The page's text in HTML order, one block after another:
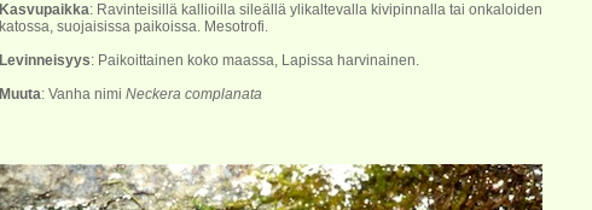
Kasvupaikka: Ravinteisillä kallioilla sileällä ylikaltevalla kivipinnalla tai onkaloiden
katossa, suojaisissa paikoissa. Mesotrofi.
Levinneisyys: Paikoittainen koko maassa, Lapissa harvinainen.
Muuta: Vanha nimi Neckera complanata